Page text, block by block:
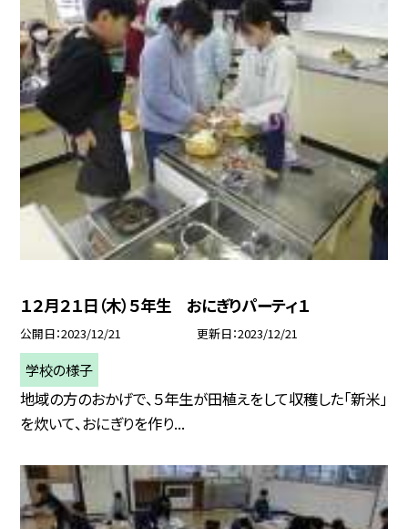
１２月２１日（木）５年生 おにぎりパーティ１
公開日 2023/12/21 更新日 2023/12/21
学校の様子
地域の方のおかげで、５年生が田植えをして収穫した「新米」
を炊いて、おにぎりを作り...